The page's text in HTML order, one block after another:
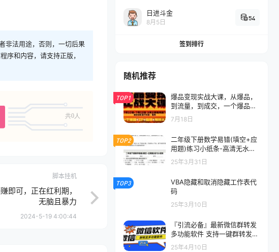
非法用途，否则，一切后果
序和内容，请支持正版，
共0人
脚本挂机
即可，正在红利期，
无脑且暴力
2024-5-19 4:00:44
日进斗金
8月5日
54
签到排行
随机推荐
TOP1
爆品变现实战大课，从爆品，
到流量，到成交，一个爆品+IP
+私域+用好AI=100W到1000
W(7月10-12日)
7月18日
TOP2
二年级下册数学易错(填空+应
用题)练习小纸条-高清无水印
完整版本
25年3月31日
TOP3
VBA隐藏和取消隐藏工作表代
码
25年3月10日
『引流必备』最新微信群转发
多功能软件 支持一键群转发
『永久脚本+使用教程』
25年4月10日